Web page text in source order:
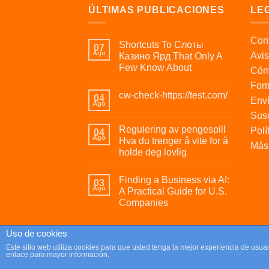
ÚLTIMAS PUBLICACIONES
07
Ago
Shortcuts To Слоты
Казино Ярд That Only A
Few Know About
04
Ago
cw-check-https://test.com/
04
Ago
Regulering av pengespill
Hva du trenger å vite for å
holde deg lovlig
03
Ago
Finding a Business via AI:
A Practical Guide for U.S.
Companies
Copyright 2026 ©Parafrikis.com
Tienda de regalos originales y muy frikis.
Uso de cookies
Este sitio web utiliza cookies para que usted tenga la mejor experiencia de
enlace para mayor información.